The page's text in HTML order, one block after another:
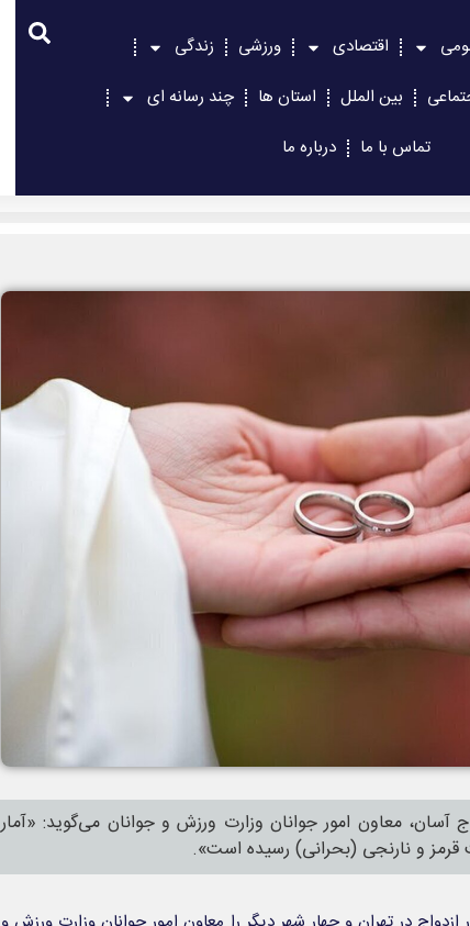
اقتصادی ورزشی
زندگی
بین الملل استان ها
چند رسانه ای
تماس با ما
درباره ما
آسان، معاون امور جوانان وزارت ورزش و جوانان می‌گوید: «آمار